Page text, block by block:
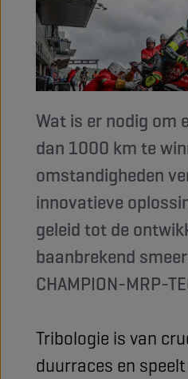
Wat is er nodig om
dan 1000 km te
omstandigheden
innovatieve
geleid tot de
baanbrekend
CHAMPION-MRP-
Tribologie is van
duurraces en